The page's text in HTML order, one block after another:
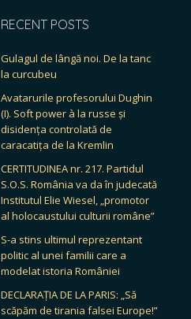
RECENT POSTS
Gulagul de lângă noi. De la tanc
la curcubeu
Avatarurile profesorului Dughin
(I). Soft power à la russe și
disidența controlată de
caracatița de la Kremlin
CERTITUDINEA nr. 217. Partidul
S.O.S. România va da în judecată
Institutul Elie Wiesel, „promotor
al holocaustului culturii române”
S-a stins ultimul reprezentant
politic al unei familii care a
modelat istoria României
DECLARAȚIA DE LA PARIS: „Să
scăpăm de tirania falsei Europe!”